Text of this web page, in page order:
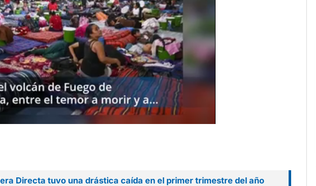
Directa tuvo una drástica caída en el primer trimestre del año